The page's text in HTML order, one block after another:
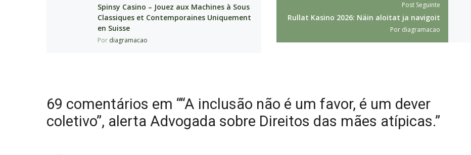
Spinsy Casino – Jouez aux Machines à Sous
Classiques et Contemporaines Uniquement
en Suisse
Por diagramacao
Post Seguinte
Rullat Kasino 2026: Näin aloitat ja navigoit
Por diagramacao
69 comentários em ““A inclusão não é um favor, é um dever
coletivo”, alerta Advogada sobre Direitos das mães atípicas.”